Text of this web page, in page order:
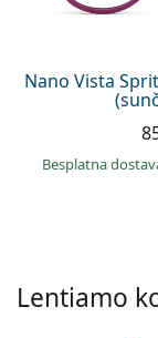
Persol
Sve marke
Nano Vista
Besplatna
Lentiamo